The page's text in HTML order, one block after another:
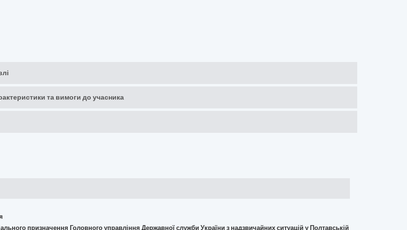
та вимоги до учасника
призначення Головного управління Державної служби України з надзвичайних ситуацій у Полтавській